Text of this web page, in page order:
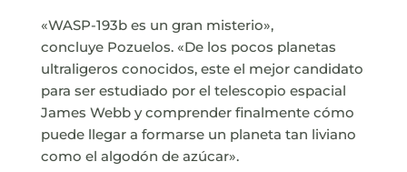
«WASP-193b es un gran misterio»,
concluye Pozuelos. «De los pocos planetas
ultraligeros conocidos, este el mejor candidato
para ser estudiado por el telescopio espacial
James Webb y comprender finalmente cómo
puede llegar a formarse un planeta tan liviano
como el algodón de azúcar».